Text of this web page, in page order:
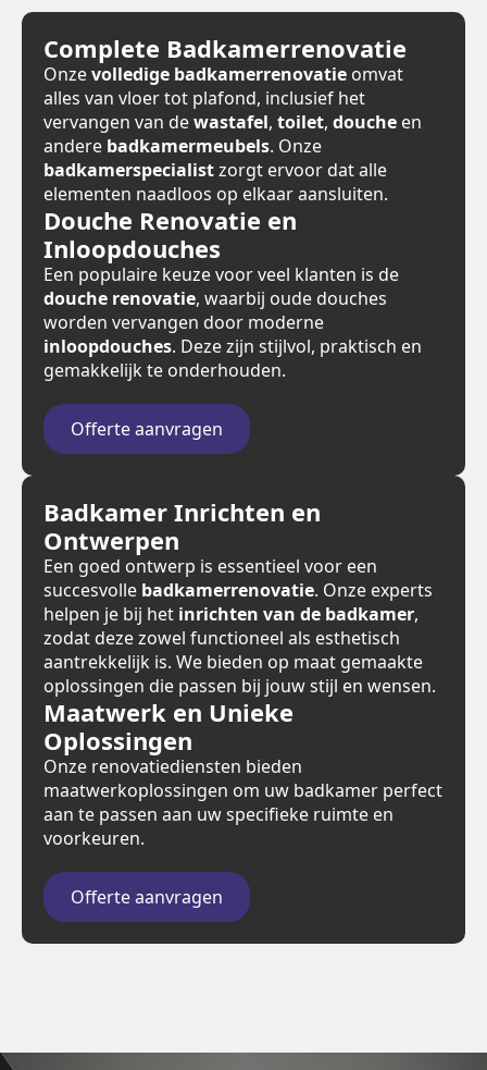
Complete Badkamerrenovatie
Onzevolledige badkamerrenovatie omvat
alles van vloer tot plafond, inclusief het
vervangen van dewastafel, toilet, douche en
andere badkamermeubels. Onze
badkamerspecialistzorgt ervoor dat alle
elementen naadloos op elkaar aansluiten.
Douche Renovatie en
Inloopdouches
Een populaire keuze voor veel klanten is de
douche renovatie, waarbij oude douches
worden vervangen door moderne
inloopdouches. Deze zijn stijlvol, praktisch en
gemakkelijk te onderhouden.
Offerte aanvragen
Badkamer Inrichten en
Ontwerpen
Een goed ontwerp is essentieel voor een
succesvolle badkamerrenovatie. Onze experts
helpen je bij het inrichten van de badkamer,
zodat deze zowel functioneel als esthetisch
aantrekkelijk is. We bieden op maat gemaakte
oplossingen die passen bij jouw stijl en wensen.
Maatwerk en Unieke
Oplossingen
Onze renovatiediensten bieden
maatwerkoplossingen om uw badkamer perfect
aan te passen aan uw specifieke ruimte en
voorkeuren.
Offerte aanvragen